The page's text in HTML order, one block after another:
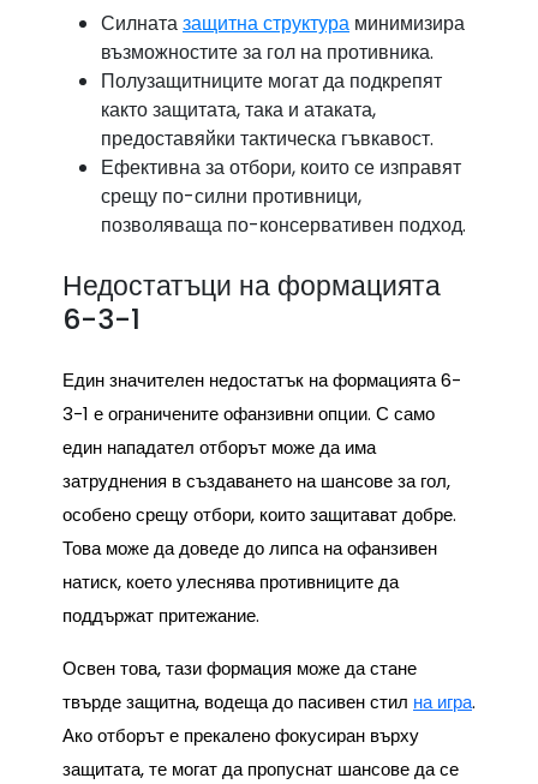
Силнатазащитна структура минимизира
възможностите за гол на противника.
Полузащитниците могат да подкрепят
както защитата, така и атаката,
предоставяйки тактическа гъвкавост.
Ефективна за отбори, които се изправят
срещу по-силни противници,
позволяваща по-консервативен подход.
Недостатъци на формацията
6-3-1
Един значителен недостатък на формацията 6-
3-1 е ограничените офанзивни опции. С само
един нападател отборът може да има
затруднения в създаването на шансове за гол,
особено срещу отбори, които защитават добре.
Това може да доведе до липса на офанзивен
натиск, което улеснява противниците да
поддържат притежание.
Освен това, тази формация може да стане
твърде защитна, водеща до пасивен стил на игра.
Ако отборът е прекалено фокусиран върху
защитата, те могат да пропуснат шансове да се